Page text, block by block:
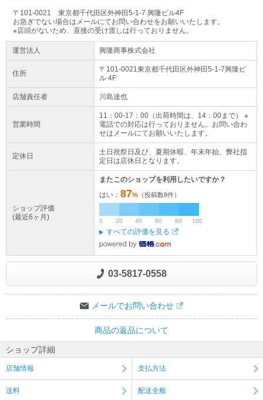
〒101-0021 東京都千代田区外神田5-1-7 興隆ビル4F
お急ぎでない場合はメールにてお問い合わせをお願いいたします。
※店頭がないため、直接の受け渡しは行っておりません。
運営法人 興隆商事株式会社
住所 〒101-0021東京都千代田区外神田5-1-7興隆ビ
ル 4F
店舗責任者 川島達也
営業時間
11：00-17：00（出荷時間は、14：00まで） ※
電話での対応は行っておりません。お問い合わ
せはメールにてお願いいたします。
定休日
土日祝祭日及び、夏期休暇、年末年始、弊社指
定日は店休日となります。
ショップ評価
(最近6ヶ月)
またこのショップを利用したいですか？
はい： 87% （投稿数8件）
0 20 40 60 80 100
すべての評価を見る
03-5817-0558
メールでお問い合わせ
商品の返品について
ショップ詳細
店舗情報 支払方法
送料 配送全般